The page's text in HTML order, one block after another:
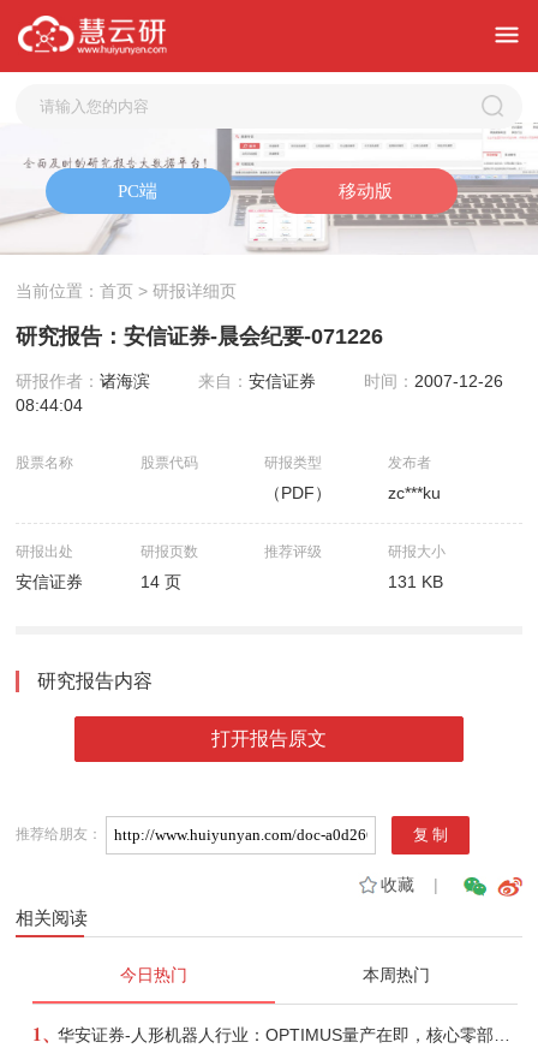
当前位置：首页 > 研报详细页
研究报告：安信证券-晨会纪要-071226
研报作者：诸海滨 来自：安信证券 时间： 2007-12-26
08:44:04
股票名称 股票代码 研报类型
（PDF）
发布者
zc***ku
研报出处
安信证券
研报页数
14 页
推荐评级 研报大小
131 KB
研究报告内容
打开报告原文
推荐给朋友：
收藏|
相关阅读
今日热门 本周热门
1、